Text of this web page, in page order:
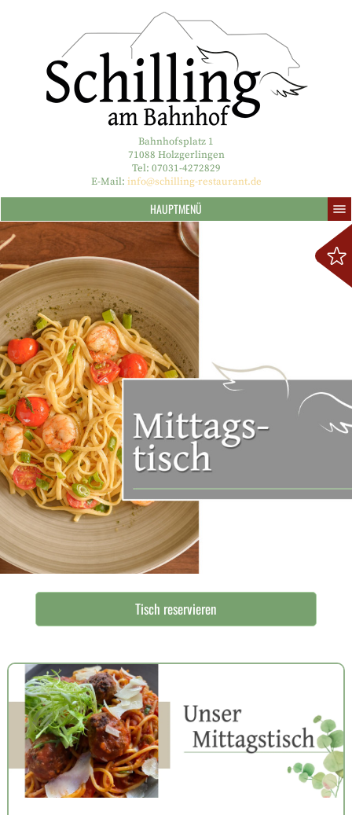
Bahnhofsplatz 1
71088 Holzgerlingen
Tel: 07031-4272829
E-Mail: info@schilling-restaurant.de
HAUPTMENÜ
Tisch reservieren